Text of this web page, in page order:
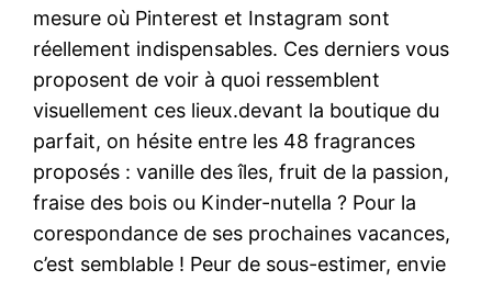
mesure où Pinterest et Instagram sont
réellement indispensables. Ces derniers vous
proposent de voir à quoi ressemblent
visuellement ces lieux.devant la boutique du
parfait, on hésite entre les 48 fragrances
proposés : vanille des îles, fruit de la passion,
fraise des bois ou Kinder-nutella ? Pour la
corespondance de ses prochaines vacances,
c’est semblable ! Peur de sous-estimer, envie